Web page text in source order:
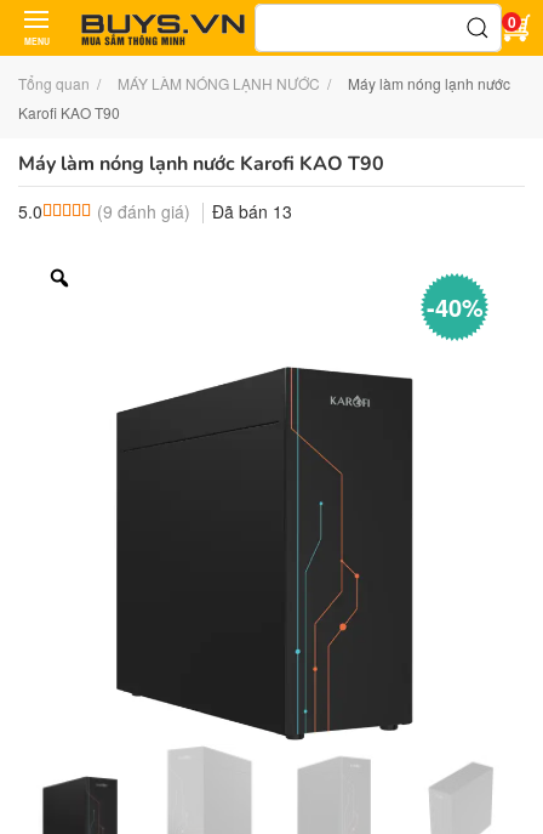
MENU
Tìm
0
Tổng quan MÁY LÀM NÓNG LẠNH NƯỚC
Máy làm nóng lạnh nước
Karofi KAO T90
Máy làm nóng lạnh nước Karofi KAO T90
5.0 5.0 trên 5 dựa trên
9 đánh giá
(9 đánh giá) Đã bán 13
-40%